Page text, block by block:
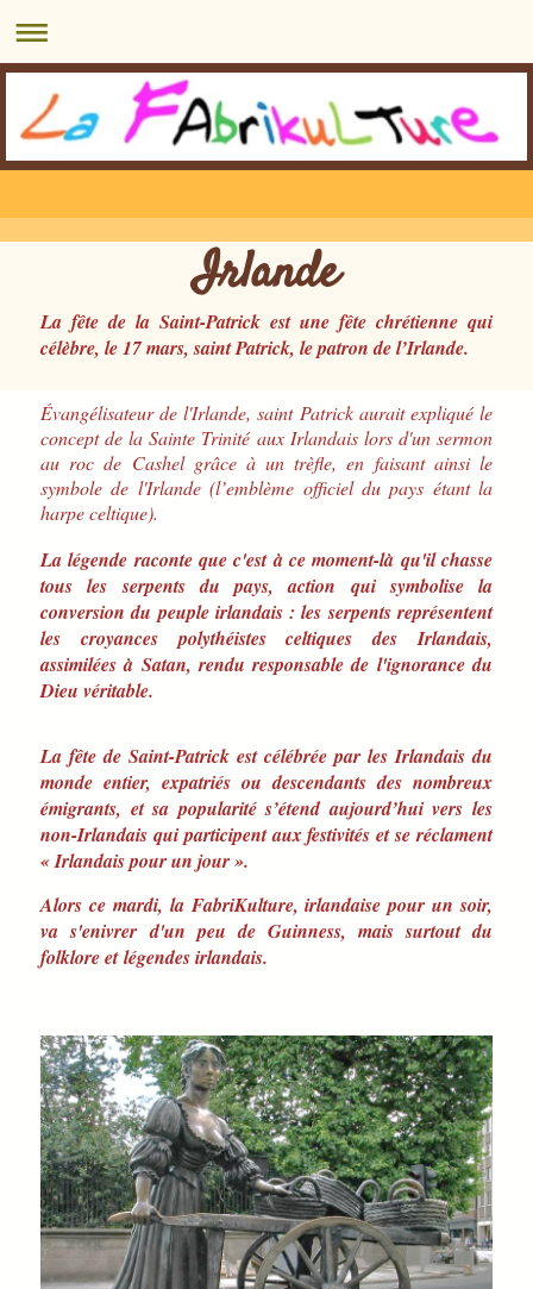
Irlande
La fête de la Saint-Patrick est une fête chrétienne qui
célèbre, le 17 mars, saint Patrick, le patron de l’Irlande.
Évangélisateur de l'Irlande, saint Patrick aurait expliqué le
concept de la Sainte Trinité aux Irlandais lors d'un sermon
au roc de Cashel grâce à un trèfle, en faisant ainsi le
symbole de l'Irlande (l’emblème officiel du pays étant la
harpe celtique).
La légende raconte que c'est à ce moment-là qu'il chasse
tous les serpents du pays, action qui symbolise la
conversion du peuple irlandais : les serpents représentent
les croyances polythéistes celtiques des Irlandais,
assimilées à Satan, rendu responsable de l'ignorance du
Dieu véritable.
La fête de Saint-Patrick est célébrée par les Irlandais du
monde entier, expatriés ou descendants des nombreux
émigrants, et sa popularité s’étend aujourd’hui vers les
non-Irlandais qui participent aux festivités et se réclament
« Irlandais pour un jour ».
Alors ce mardi, la FabriKulture, irlandaise pour un soir,
va s'enivrer d'un peu de Guinness, mais surtout du
folklore et légendes irlandais.